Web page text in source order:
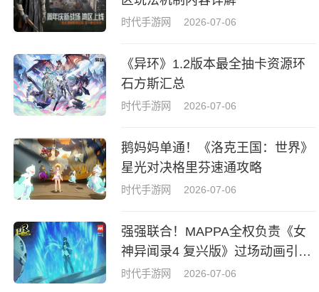
时代手游网 2026-07-06
《异环》1.2版本最全抽卡资源环
石方斯汇总
时代手游网 2026-07-06
鹅妈妈单通！《洛克王国：世界》
星光对决格里芬速通攻略
时代手游网 2026-07-06
强强联合！MAPPA全权负责《女
神异闻录4 复兴版》过场动画引热
议
时代手游网 2026-07-06